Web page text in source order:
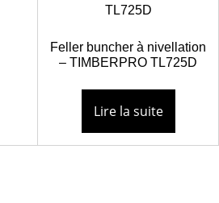
Feller buncher à nivellation
– TIMBERPRO TL725D
Lire la suite